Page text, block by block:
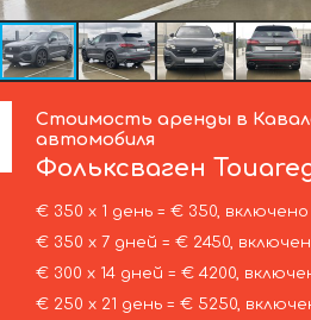
Стоимость аренды в
автомобиля
Фольксваген
€ 350 х 1 день = € 350, включено
€ 350 х 7 дней = € 2450,
€ 300 х 14 дней = € 4200,
€ 250 х 21 день = € 5250,